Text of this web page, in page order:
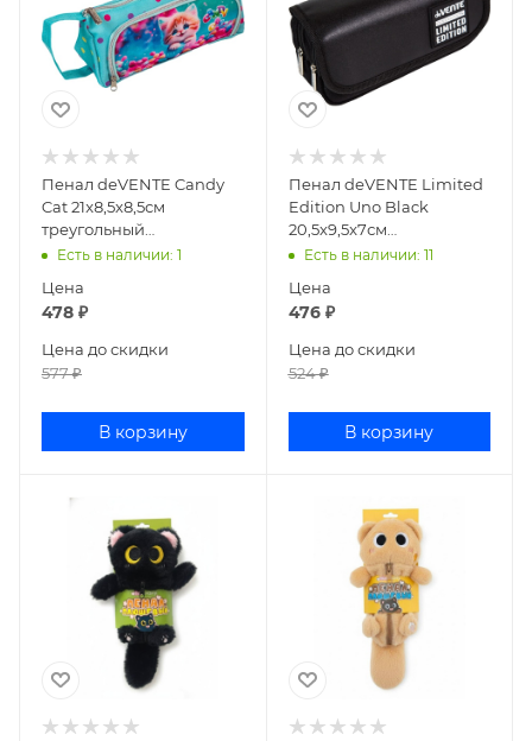
Пенал deVENTE Candy
Cat 21x8,5x8,5см
треугольный
текстильный 7026423
Есть в наличии: 1
Цена
478 ₽
Цена до скидки
577₽
В корзину
Пенал deVENTE Limited
Edition Uno Black
20,5x9,5x7см
прямоугольный текстиль
Есть в наличии: 11
Цена
476₽
Цена до скидки
524₽
В корзину